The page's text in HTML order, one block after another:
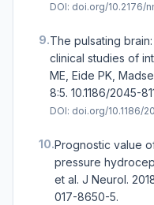
DOI: doi.org/10.2176/
9.The pulsating
clinical studies of
ME, Eide PK,
8:5. 10.1186/2045-
DOI: doi.org/10.1186/
10.Prognostic value
pressure
et al. J Neurol.
017-8650-5.